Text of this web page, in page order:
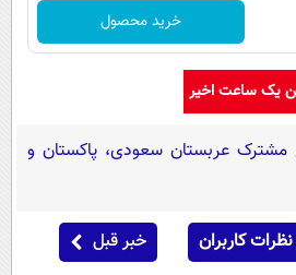
خرید محصول
یک ساعت اخیر
مشترک عربستان سعودی، پاکستان و
نظرات کاربران خبر قبل